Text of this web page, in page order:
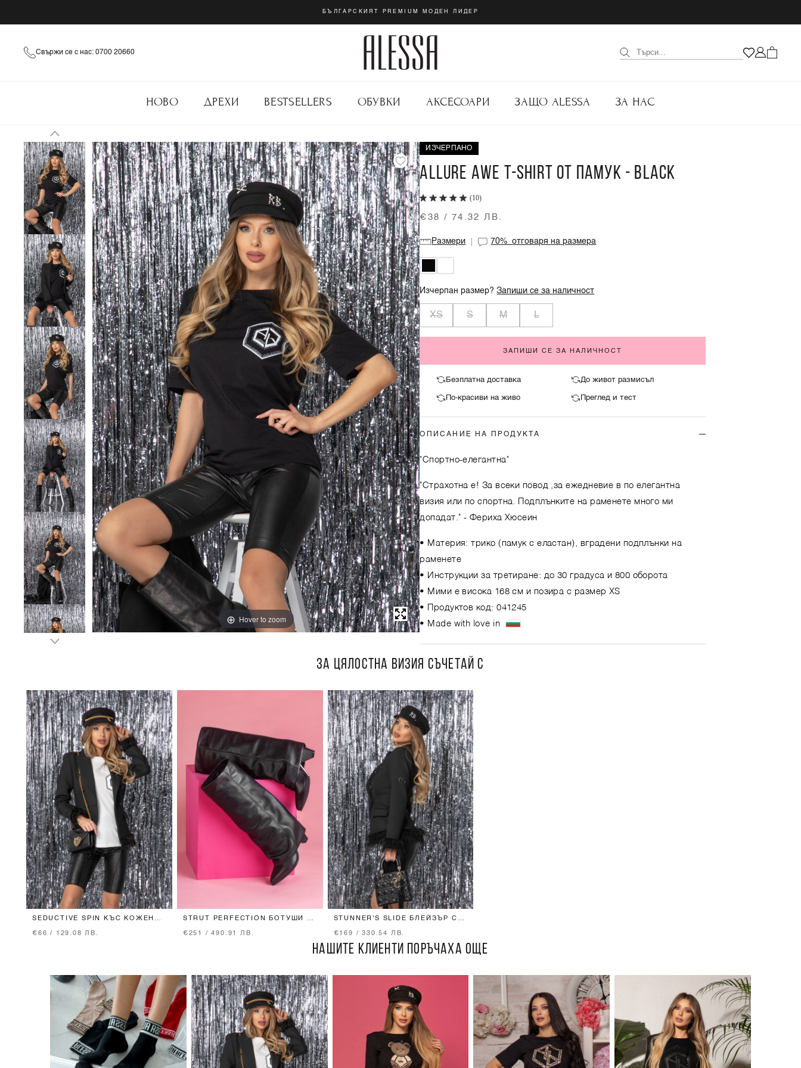
БЪЛГАРСКИЯТ PREMIUM МОДЕН ЛИДЕР
Свържи се с нас: 0700 20660
НОВО ДРЕХИ BESTSELLERS ОБУВКИ АКСЕСОАРИ ЗАЩО ALESSA ЗА НАС
Hover to zoom
ИЗЧЕРПАНО
ALLURE AWE T-SHIRT ОТ ПАМУК - BLACK
(10)
€38 / 74.32 ЛВ.
Размери 70%отговаря на размера
Изчерпан размер?Запиши се за наличност
XS S M L
ЗАПИШИ СЕ ЗА НАЛИЧНОСТ
Безплатна доставка До живот размисъл
По-красиви на живо Преглед и тест
ОПИСАНИЕ НА ПРОДУКТА
"Спортно-елегантна"
"Страхотна е! За всеки повод ,за ежедневие в по елегантна
визия или по спортна. Подплънките на раменете много ми
допадат." - Фериха Хюсеин
• Материя: трико (памук с еластан), вградени подплънки на
раменете
• Инструкции за третиране: до 30 градуса и 800 оборота
• Мими е висока 168 см и позира с размер XS
• Продуктов код: 041245
• Made with love in
ЗА ЦЯЛОСТНА ВИЗИЯ СЪЧЕТАЙ С
SEDUCTIVE SPIN КЪС КОЖЕН
€66 / 129.08 ЛВ.
STRUT PERFECTION БОТУШИ -
€251 / 490.91 ЛВ.
STUNNER'S SLIDE БЛЕЙЗЪР С
€169 / 330.54 ЛВ.
НАШИТЕ КЛИЕНТИ ПОРЪЧАХА ОЩЕ